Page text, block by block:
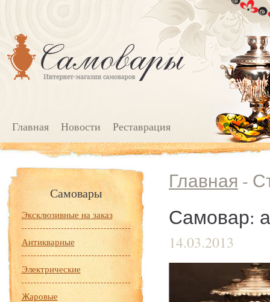
Главная Новости Реставрация
Самовары
Эксклюзивные на заказ
Антикварные
Электрические
Жаровые
Главная -
Самовар:
14.03.2013